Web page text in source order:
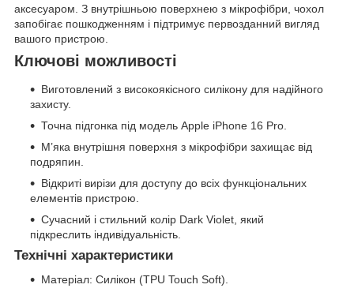
аксесуаром. З внутрішньою поверхнею з мікрофібри, чохол
запобігає пошкодженням і підтримує первозданний вигляд
вашого пристрою.
Ключові можливості
Виготовлений з високоякісного силікону для надійного
захисту.
Точна підгонка під модель Apple iPhone 16 Pro.
М’яка внутрішня поверхня з мікрофібри захищає від
подряпин.
Відкриті вирізи для доступу до всіх функціональних
елементів пристрою.
Сучасний і стильний колір Dark Violet, який
підкреслить індивідуальність.
Технічні характеристики
Матеріал: Силікон (TPU Touch Soft).